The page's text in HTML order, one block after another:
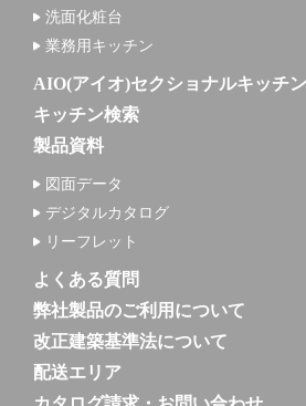
洗面化粧台
業務用キッチン
AIO(アイオ)セクショナルキッチ
キッチン検索
製品資料
図面データ
デジタルカタログ
リーフレット
よくある質問
弊社製品のご利用について
改正建築基準法について
配送エリア